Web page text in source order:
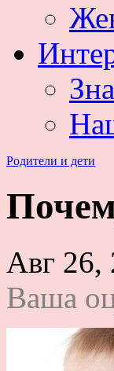
Родители и дети
Авг 26,
Ваша